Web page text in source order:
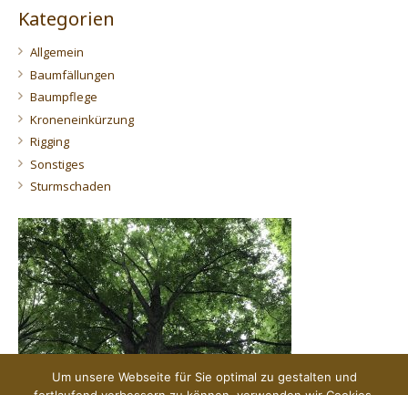
Kategorien
Allgemein
Baumfällungen
Baumpflege
Kroneneinkürzung
Rigging
Sonstiges
Sturmschaden
Um unsere Webseite für Sie optimal zu gestalten und